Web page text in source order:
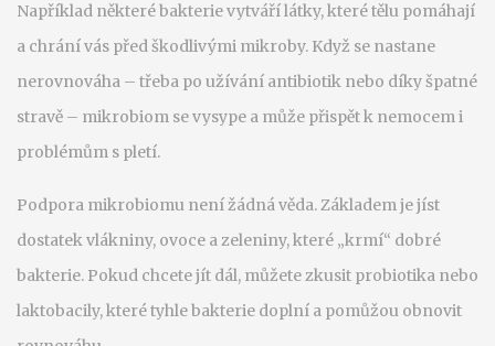
Například některé bakterie vytváří látky, které tělu pomáhají
a chrání vás před škodlivými mikroby. Když se nastane
nerovnováha – třeba po užívání antibiotik nebo díky špatné
stravě – mikrobiom se vysype a může přispět k nemocem i
problémům s pletí.
Podpora mikrobiomu není žádná věda. Základem je jíst
dostatek vlákniny, ovoce a zeleniny, které „krmí“ dobré
bakterie. Pokud chcete jít dál, můžete zkusit probiotika nebo
laktobacily, které tyhle bakterie doplní a pomůžou obnovit